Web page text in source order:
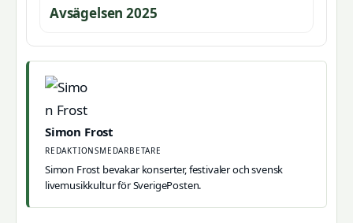
Avsägelsen 2025
Simon Frost
REDAKTIONSMEDARBETARE
Simon Frost bevakar konserter, festivaler och svensk
livemusikkultur för SverigePosten.